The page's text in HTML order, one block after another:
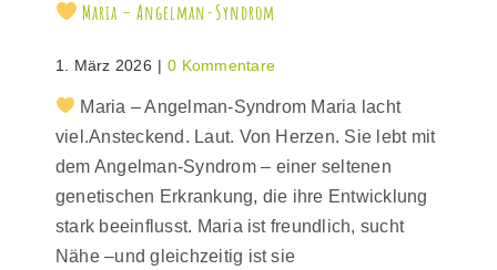
Maria – Angelman-Syndrom
1. März 2026 | 0 Kommentare
Maria – Angelman-Syndrom Maria lacht
viel.Ansteckend. Laut. Von Herzen. Sie lebt mit
dem Angelman-Syndrom – einer seltenen
genetischen Erkrankung, die ihre Entwicklung
stark beeinflusst. Maria ist freundlich, sucht
Nähe –und gleichzeitig ist sie